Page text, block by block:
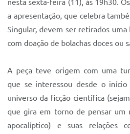
SIC
nesta sexta-feira (11), às 19h30.
a apresentação, que celebra
Singular, devem ser retirados
com doação de bolachas doces ou
A peça teve origem com uma
que se interessou desde o
universo da ficção científica
que gira em torno de pensar um
apocalíptico) e suas relações